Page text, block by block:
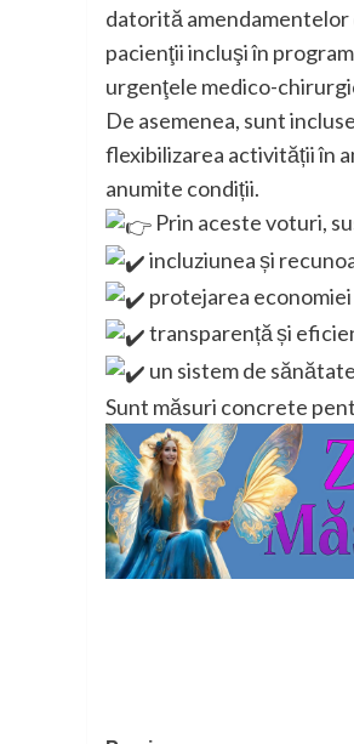
datorită amendamentelor
pacienţii incluşi în
urgenţele medico-
De asemenea, sunt
flexibilizarea activității în
anumite condiții.
Prin aceste voturi,
incluziunea și
protejarea
transparență și
un sistem de
Sunt măsuri concrete